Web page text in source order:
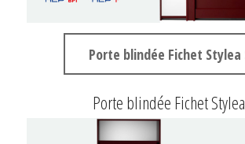
Porte blindée Fichet Stylea
Porte blindée Fichet